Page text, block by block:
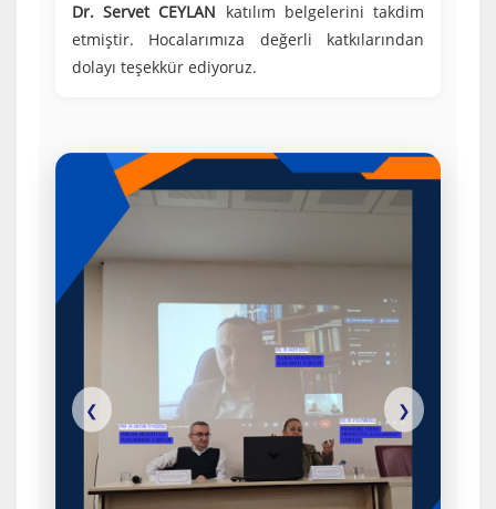
Dr. Servet CEYLAN katılım belgelerini takdim
etmiştir. Hocalarımıza değerli katkılarından
dolayı teşekkür ediyoruz.
❮ ❯